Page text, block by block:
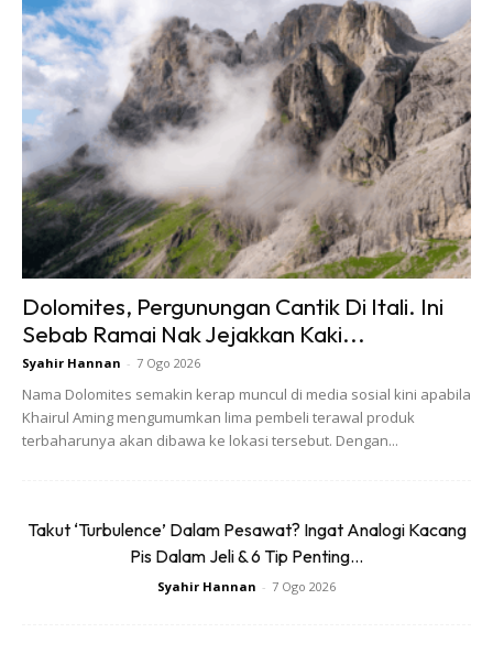
Ads
Pasar Vietnam itu akan terletak di bangunan Safuan Plaza.
Di sini bakal menghimpunkan pelbagai jenis perniagaan
kraftangan, pakaian, peralatan mekanikal, mesin, kosmetik,
teknologi proprietari dan industri perkhidmatan Vietnam,
selain menjadi lokasi untuk firma Vietnam mengembangkan
operasi di Malaysia.
Dolomites, Pergunungan Cantik Di Itali. Ini
Sebab Ramai Nak Jejakkan Kaki...
Syahir Hannan - 7 Ogo 2026
Nama Dolomites semakin kerap muncul di media sosial kini apabila
Khairul Aming mengumumkan lima pembeli terawal produk
terbaharunya akan dibawa ke lokasi tersebut. Dengan...
Takut ‘Turbulence’ Dalam Pesawat? Ingat Analogi Kacang
Pis Dalam Jeli & 6 Tip Penting...
Syahir Hannan - 7 Ogo 2026